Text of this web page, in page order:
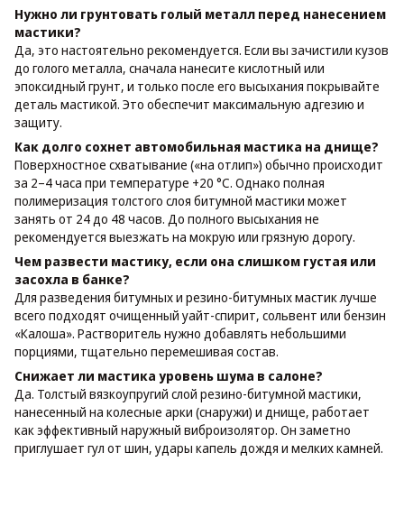
Нужно ли грунтовать голый металл перед нанесением
мастики?
Да, это настоятельно рекомендуется. Если вы зачистили кузов
до голого металла, сначала нанесите кислотный или
эпоксидный грунт, и только после его высыхания покрывайте
деталь мастикой. Это обеспечит максимальную адгезию и
защиту.
Как долго сохнет автомобильная мастика на днище?
Поверхностное схватывание («на отлип») обычно происходит
за 2–4 часа при температуре +20 °C. Однако полная
полимеризация толстого слоя битумной мастики может
занять от 24 до 48 часов. До полного высыхания не
рекомендуется выезжать на мокрую или грязную дорогу.
Чем развести мастику, если она слишком густая или
засохла в банке?
Для разведения битумных и резино-битумных мастик лучше
всего подходят очищенный уайт-спирит, сольвент или бензин
«Калоша». Растворитель нужно добавлять небольшими
порциями, тщательно перемешивая состав.
Снижает ли мастика уровень шума в салоне?
Да. Толстый вязкоупругий слой резино-битумной мастики,
нанесенный на колесные арки (снаружи) и днище, работает
как эффективный наружный виброизолятор. Он заметно
приглушает гул от шин, удары капель дождя и мелких камней.